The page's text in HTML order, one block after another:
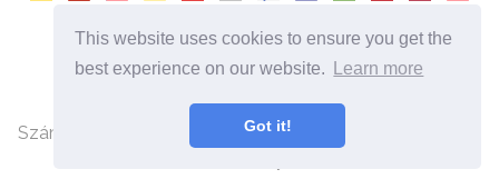
This website uses cookies to ensure you get the
best experience on our website.
Learn more
Got it!
2026 ©Remontcompa
Minden kategória
Számítógépekkel és operációs rendszerekkel foglalkozó